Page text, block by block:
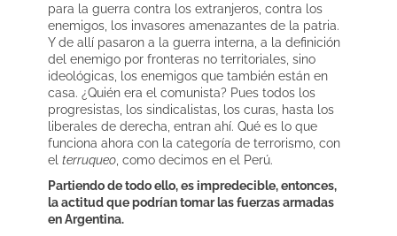
para la guerra contra los extranjeros, contra los
enemigos, los invasores amenazantes de la patria.
Y de allí pasaron a la guerra interna, a la definición
del enemigo por fronteras no territoriales, sino
ideológicas, los enemigos que también están en
casa. ¿Quién era el comunista? Pues todos los
progresistas, los sindicalistas, los curas, hasta los
liberales de derecha, entran ahí. Qué es lo que
funciona ahora con la categoría de terrorismo, con
el terruqueo , como decimos en el Perú.
Partiendo de todo ello, es impredecible, entonces,
la actitud que podrían tomar las fuerzas armadas
en Argentina.